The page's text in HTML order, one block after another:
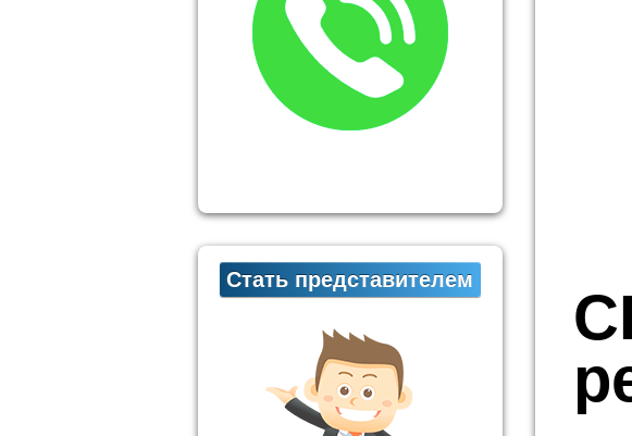
Стать представителем